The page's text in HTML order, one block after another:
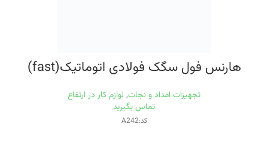
هارنس فول سگک فولادی اتوماتیک(fast)
تجهیزات امداد و نجات, لوازم کار در ارتفاع
تماس بگیرید
کد:A242